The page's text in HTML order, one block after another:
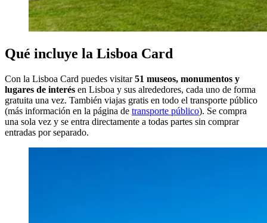
Qué incluye la Lisboa Card
Con la Lisboa Card puedes visitar51 museos, monumentos y
lugares de interés en Lisboa y sus alrededores, cada uno de forma
gratuita una vez. También viajas gratis en todo el transporte público
(más información en la página de transporte público). Se compra
una sola vez y se entra directamente a todas partes sin comprar
entradas por separado.